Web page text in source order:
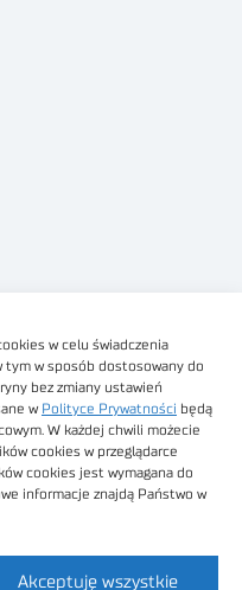
w celu świadczenia
tym w sposób dostosowany do
bez zmiany ustawień
w Polityce Prywatności będą
W każdej chwili możecie
cookies w przeglądarce
cookies jest wymagana do
informacje znajdą Państwo w
Akceptuję wszystkie